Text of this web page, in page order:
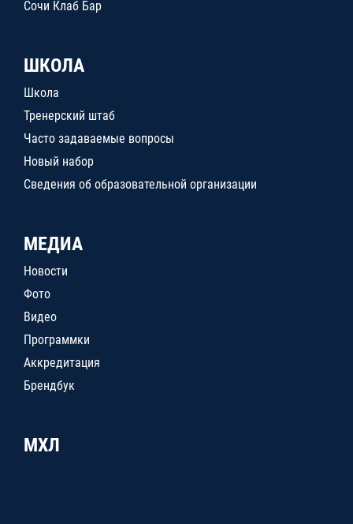
Сочи Клаб Бар
ШКОЛА
Школа
Тренерский штаб
Часто задаваемые вопросы
Новый набор
Сведения об образовательной организации
МЕДИА
Новости
Фото
Видео
Программки
Аккредитация
Брендбук
МХЛ